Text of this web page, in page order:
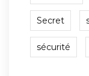
Secret
sécurité